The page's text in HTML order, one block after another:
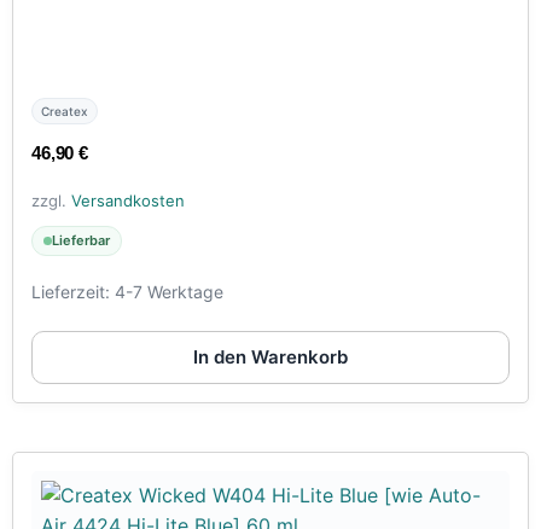
Createx
46,90€
zzgl. Versandkosten
Lieferbar
Lieferzeit: 4-7 Werktage
In den Warenkorb